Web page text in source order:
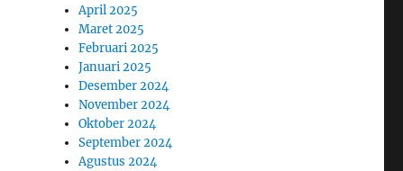
April 2025
Maret 2025
Februari 2025
Januari 2025
Desember 2024
November 2024
Oktober 2024
September 2024
Agustus 2024